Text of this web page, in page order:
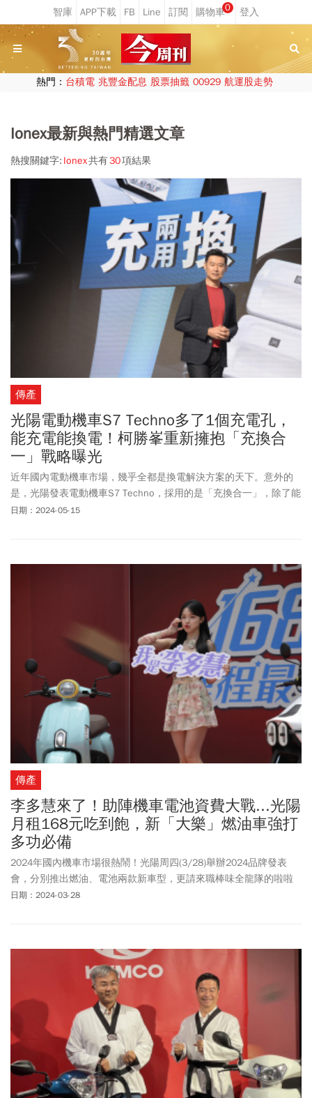
0
熱門： 台積電 兆豐金配息 股票抽籤 00929 航運股走勢
Ionex最新與熱門精選文章
熱搜關鍵字: Ionex共有30項結果
傳產
光陽電動機車S7 Techno多了1個充電孔，
能充電能換電！柯勝峯重新擁抱「充換合
一」戰略曝光
近年國內電動機車市場，幾乎全都是換電解決方案的天下。意外的
是，光陽發表電動機車S7 Techno，採用的是「充換合一」，除了能
透過換電站更換電池，還能利用一般家用插座或充電樁，直接替電
日期：2024-05-15
傳產
李多慧來了！助陣機車電池資費大戰...光陽
月租168元吃到飽，新「大樂」燃油車強打
多功必備
2024年國內機車市場很熱鬧！光陽周四(3/28)舉辦2024品牌發表
會，分別推出燃油、電池兩款新車型，更請來職棒味全龍隊的啦啦
隊長李多慧擔任嘉賓，主打市場最低的電動機車電池月租方案，頗
日期：2024-03-28